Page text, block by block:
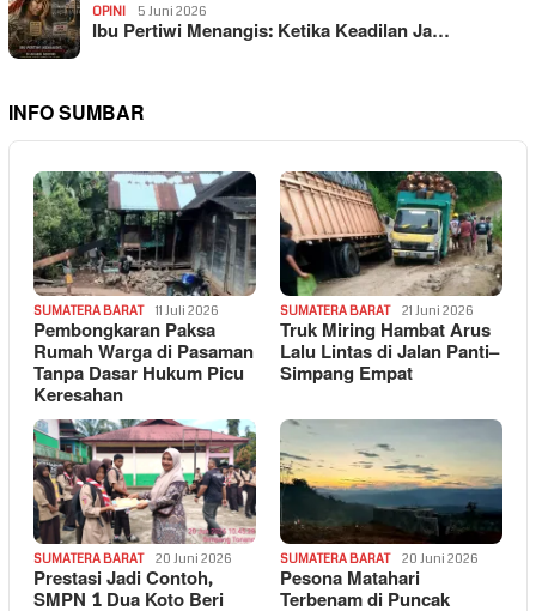
OPINI 5 Juni 2026
Ibu Pertiwi Menangis: Ketika Keadilan Ja…
INFO SUMBAR
SUMATERA BARAT 11 Juli 2026
Pembongkaran Paksa
Rumah Warga di Pasaman
Tanpa Dasar Hukum Picu
Keresahan
SUMATERA BARAT 21 Juni 2026
Truk Miring Hambat Arus
Lalu Lintas di Jalan Panti–
Simpang Empat
SUMATERA BARAT 20 Juni 2026
Prestasi Jadi Contoh,
SMPN 1 Dua Koto Beri
SUMATERA BARAT 20 Juni 2026
Pesona Matahari
Terbenam di Puncak